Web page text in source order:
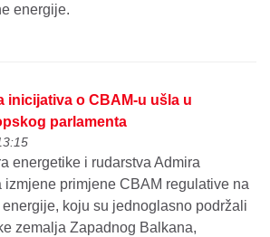
energije.
inicijativa o CBAM-u ušla u
parlamenta
energetike i rudarstva Admira
izmjene primjene CBAM regulative na
koju su jednoglasno podržali
zemalja Zapadnog Balkana,